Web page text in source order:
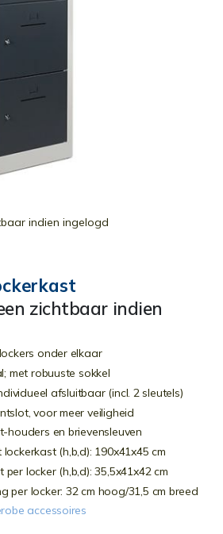
zichtbaar indien
onder elkaar
met robuuste sokkel
afsluitbaar (incl. 2 sleutels)
voor meer veiligheid
houders en brievensleuven
(h,b,d): 190x41x45 cm
locker (h,b,d): 35,5x41x42 cm
per locker: 32 cm hoog/31,5 cm breed
accessoires
indien ingelogd